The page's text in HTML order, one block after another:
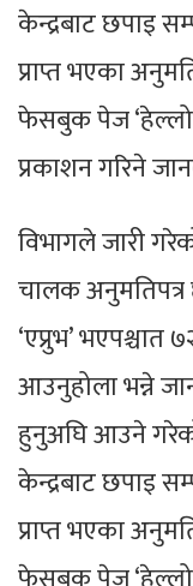
केन्द्रबाट छपाइ
प्राप्त भएका
फेसबुक पेज ‘हेल्लो
प्रकाशन गरिने
विभागले जारी
चालक
‘एप्रुभ’ भएपश्चात
आउनुहोला भन्ने
हुनुअघि आउने
केन्द्रबाट छपाइ
प्राप्त भएका